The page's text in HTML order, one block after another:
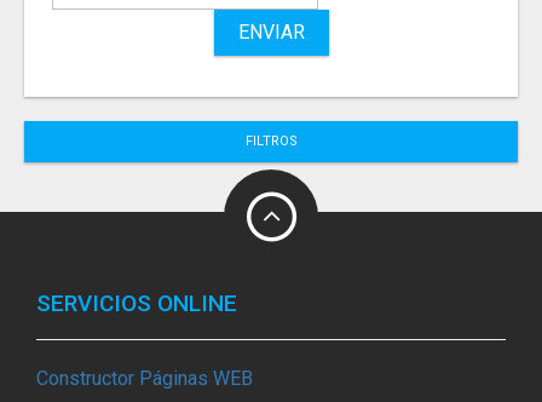
ENVIAR
FILTROS
SERVICIOS ONLINE
Constructor Páginas WEB